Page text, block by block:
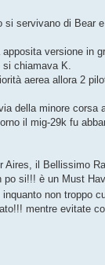
servivano di
versione in
si chiamava K.
aerea allora 2
della minore
il mig-29k fu
Aires, il Bellissimo
si!!! è un Must
non troppo
mentre evitate